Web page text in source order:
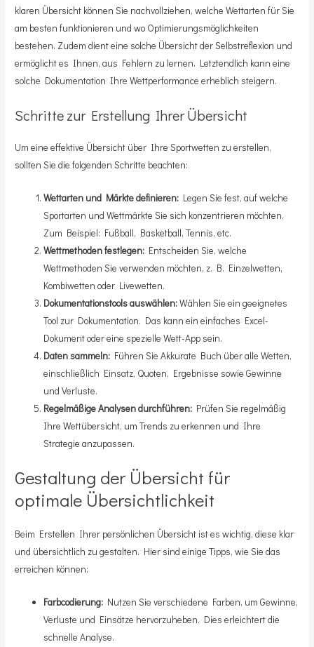
klaren Übersicht können Sie nachvollziehen, welche Wettarten für Sie
am besten funktionieren und wo Optimierungsmöglichkeiten
bestehen. Zudem dient eine solche Übersicht der Selbstreflexion und
ermöglicht es Ihnen, aus Fehlern zu lernen. Letztendlich kann eine
solche Dokumentation Ihre Wettperformance erheblich steigern.
Schritte zur Erstellung Ihrer Übersicht
Um eine effektive Übersicht über Ihre Sportwetten zu erstellen,
sollten Sie die folgenden Schritte beachten:
Wettarten und Märkte definieren: Legen Sie fest, auf welche
Sportarten und Wettmärkte Sie sich konzentrieren möchten.
Zum Beispiel: Fußball, Basketball, Tennis, etc.
Wettmethoden festlegen: Entscheiden Sie, welche
Wettmethoden Sie verwenden möchten, z. B. Einzelwetten,
Kombiwetten oder Livewetten.
Dokumentationstools auswählen:Wählen Sie ein geeignetes
Tool zur Dokumentation. Das kann ein einfaches Excel-
Dokument oder eine spezielle Wett-App sein.
Daten sammeln: Führen Sie Akkurate Buch über alle Wetten,
einschließlich Einsatz, Quoten, Ergebnisse sowie Gewinne
und Verluste.
Regelmäßige Analysen durchführen: Prüfen Sie regelmäßig
Ihre Wettübersicht, um Trends zu erkennen und Ihre
Strategie anzupassen.
Gestaltung der Übersicht für
optimale Übersichtlichkeit
Beim Erstellen Ihrer persönlichen Übersicht ist es wichtig, diese klar
und übersichtlich zu gestalten. Hier sind einige Tipps, wie Sie das
erreichen können:
Farbcodierung: Nutzen Sie verschiedene Farben, um Gewinne,
Verluste und Einsätze hervorzuheben. Dies erleichtert die
schnelle Analyse.